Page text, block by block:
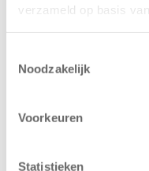
verzameld op basis
Noodzakelijk
Voorkeuren
Statistieken
Leeuwarden –
Kids First
heeft een
realisatie van een
kindcentrum in